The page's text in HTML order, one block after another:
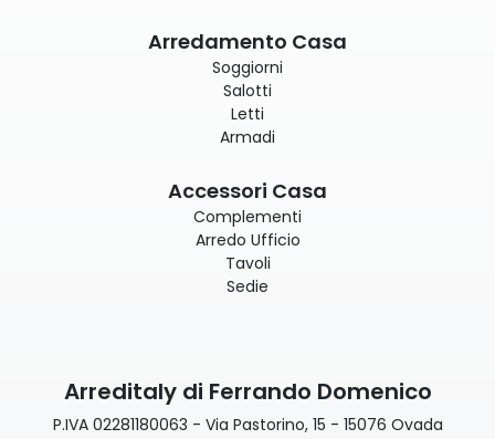
Arredamento Casa
Soggiorni
Salotti
Letti
Armadi
Accessori Casa
Complementi
Arredo Ufficio
Tavoli
Sedie
Arreditaly di Ferrando Domenico
P.IVA 02281180063 - Via Pastorino, 15 - 15076 Ovada